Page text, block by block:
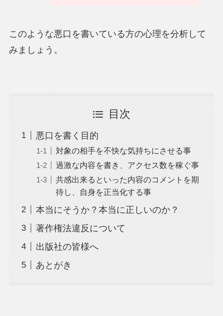
このような悪口を書いている方の心理を分析して
みましょう。
目次
悪口を書く目的
対象の相手を不快な気持ちにさせる事
過激な内容を書き、アクセス数を稼ぐ事
共感出来るといった内容のコメントを期
待し、自身を正当化する事
本当にそうか？本当に正しいのか？
著作権法違反について
出版社の皆様へ
あとがき